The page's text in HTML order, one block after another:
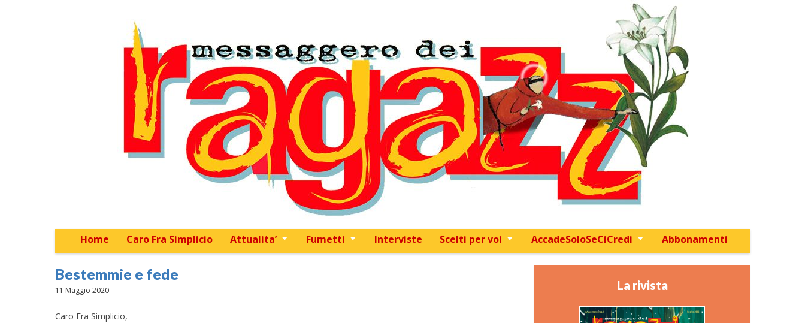
Skip to content
Home Caro Fra Simplicio Attualita’ Fumetti Interviste Scelti per voi AccadeSoloSeCiCredi Abbonamenti
Sub menu
Bestemmie e fede
11 Maggio 2020
Caro Fra Simplicio,
La rivista